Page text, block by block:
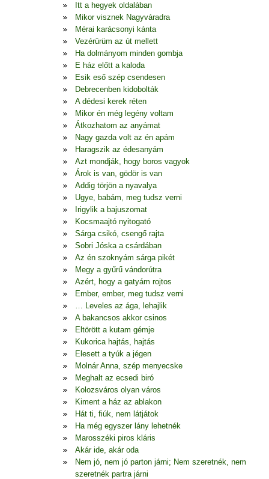
Itt a hegyek oldalában
Mikor visznek Nagyváradra
Mérai karácsonyi kánta
Vezérürüm az út mellett
Ha dolmányom minden gombja
E ház előtt a kaloda
Esik eső szép csendesen
Debrecenben kidobolták
A dédesi kerek réten
Mikor én még legény voltam
Átkozhatom az anyámat
Nagy gazda volt az én apám
Haragszik az édesanyám
Azt mondják, hogy boros vagyok
Árok is van, gödör is van
Addig törjön a nyavalya
Ugye, babám, meg tudsz verni
Irigylik a bajuszomat
Kocsmaajtó nyitogató
Sárga csikó, csengő rajta
Sobri Jóska a csárdában
Az én szoknyám sárga pikét
Megy a gyűrű vándorútra
Azért, hogy a gatyám rojtos
Ember, ember, meg tudsz verni
… Leveles az ága, lehajlik
A bakancsos akkor csinos
Eltörött a kutam gémje
Kukorica hajtás, hajtás
Elesett a tyúk a jégen
Molnár Anna, szép menyecske
Meghalt az ecsedi biró
Kolozsváros olyan város
Kiment a ház az ablakon
Hát ti, fiúk, nem látjátok
Ha még egyszer lány lehetnék
Marosszéki piros kláris
Akár ide, akár oda
Nem jó, nem jó parton járni; Nem szeretnék, nem
szeretnék partra járni